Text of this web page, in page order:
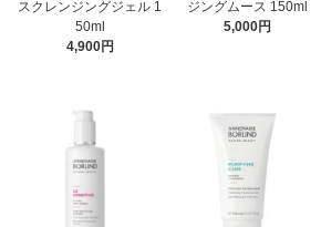
スクレンジングジェル 1
50ml
4,900円
ジングムース 150ml
5,000円